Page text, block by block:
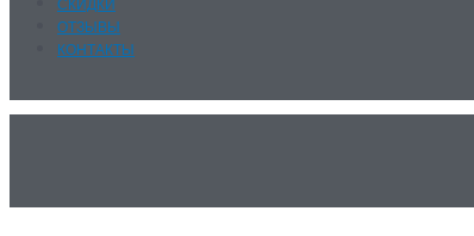
СКИДКИ
ОТЗЫВЫ
КОНТАКТЫ